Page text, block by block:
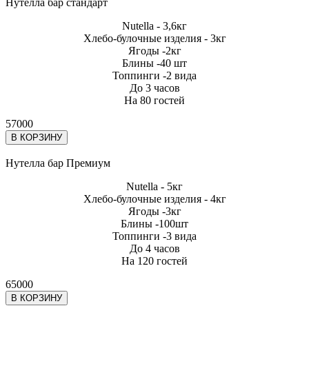
Nutella - 3,6кг
Хлебо-булочные изделия - 3кг
Ягоды -2кг
Блины -40 шт
Топпинги -2 вида
До 3 часов
На 80 гостей
57000
В КОРЗИНУ
Нутелла бар Премиум
Nutella - 5кг
Хлебо-булочные изделия - 4кг
Ягоды -3кг
Блины -100шт
Топпинги -3 вида
До 4 часов
На 120 гостей
65000
В КОРЗИНУ